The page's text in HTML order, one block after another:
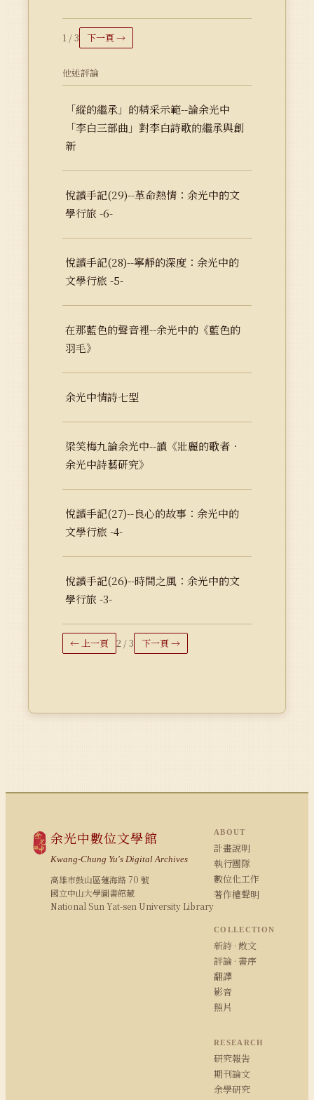
1 / 3 下一頁 →
他述評論
「縱的繼承」的精采示範--論余光中
「李白三部曲」對李白詩歌的繼承與創
新
悅讀手記(29)--革命熱情：余光中的文
學行旅 -6-
悅讀手記(28)--寧靜的深度：余光中的
文學行旅 -5-
在那藍色的聲音裡--余光中的《藍色的
羽毛》
余光中情詩七型
梁笑梅九論余光中--讀《壯麗的歌者．
余光中詩藝研究》
悅讀手記(27)--良心的故事：余光中的
文學行旅 -4-
悅讀手記(26)--時間之風：余光中的文
學行旅 -3-
← 上一頁 2 / 3 下一頁 →
余光中數位文學館
Kwang-Chung Yu's Digital Archives
高雄市鼓山區蓮海路 70 號
國立中山大學圖書館藏
National Sun Yat-sen University Library
ABOUT
計畫說明
執行團隊
數位化工作
著作權聲明
COLLECTION
新詩 · 散文
評論 · 書序
翻譯
影音
照片
RESEARCH
研究報告
期刊論文
余學研究